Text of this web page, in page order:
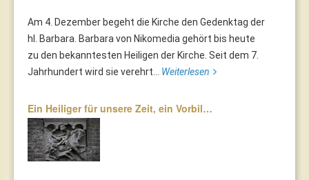
Am 4. Dezember begeht die Kirche den Gedenktag der
hl. Barbara. Barbara von Nikomedia gehört bis heute
zu den bekanntesten Heiligen der Kirche. Seit dem 7.
Jahrhundert wird sie verehrt... Weiterlesen
Ein Heiliger für unsere Zeit, ein Vorbil…